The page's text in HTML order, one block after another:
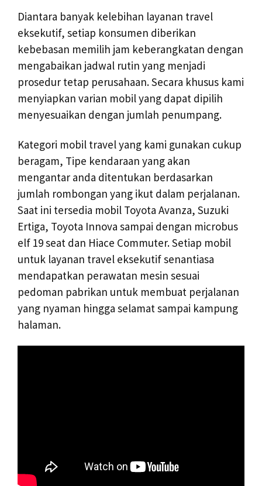
Diantara banyak kelebihan layanan travel
eksekutif, setiap konsumen diberikan
kebebasan memilih jam keberangkatan dengan
mengabaikan jadwal rutin yang menjadi
prosedur tetap perusahaan. Secara khusus kami
menyiapkan varian mobil yang dapat dipilih
menyesuaikan dengan jumlah penumpang.
Kategori mobil travel yang kami gunakan cukup
beragam, Tipe kendaraan yang akan
mengantar anda ditentukan berdasarkan
jumlah rombongan yang ikut dalam perjalanan.
Saat ini tersedia mobil Toyota Avanza, Suzuki
Ertiga, Toyota Innova sampai dengan microbus
elf 19 seat dan Hiace Commuter. Setiap mobil
untuk layanan travel eksekutif senantiasa
mendapatkan perawatan mesin sesuai
pedoman pabrikan untuk membuat perjalanan
yang nyaman hingga selamat sampai kampung
halaman.